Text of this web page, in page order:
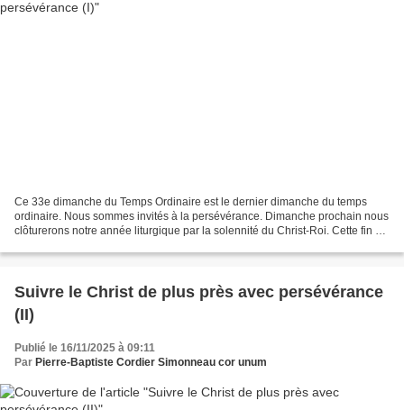
Ce 33e dimanche du Temps Ordinaire est le dernier dimanche du temps
ordinaire. Nous sommes invités à la persévérance. Dimanche prochain nous
clôturerons notre année liturgique par la solennité du Christ-Roi. Cette fin de
Suivre le Christ de plus près avec persévérance
(II)
Publié le 16/11/2025 à 09:11
Par Pierre-Baptiste Cordier Simonneau cor unum